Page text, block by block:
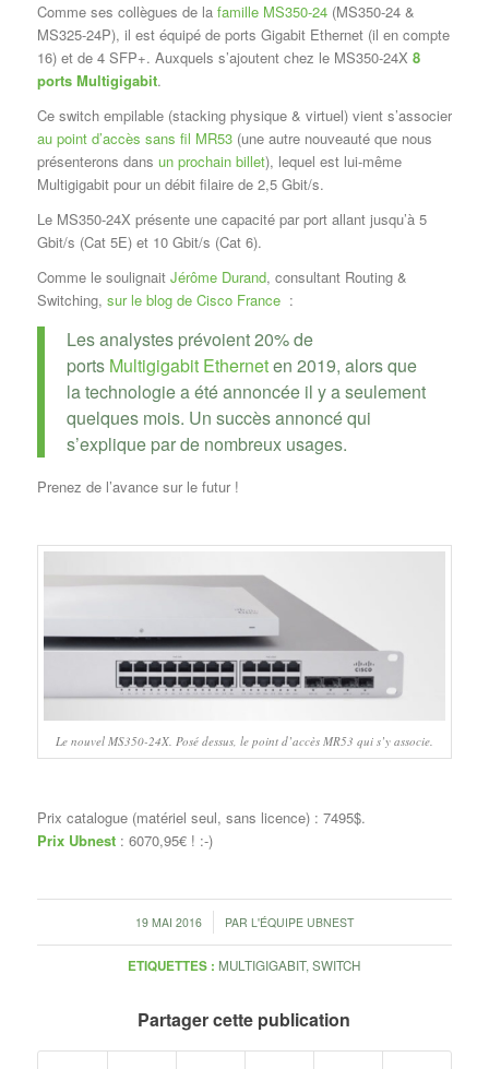
Comme ses collègues de la famille MS350-24(MS350-24 &
MS325-24P), il est équipé de ports Gigabit Ethernet (il en compte
16) et de 4 SFP+. Auxquels s’ajoutent chez le MS350-24X 8
ports Multigigabit.
Ce switch empilable (stacking physique & virtuel) vient s’associer
au point d’accès sans fil MR53(une autre nouveauté que nous
présenterons dans un prochain billet), lequel est lui-même
Multigigabit pour un débit filaire de 2,5 Gbit/s.
Le MS350-24X présente une capacité par port allant jusqu’à 5
Gbit/s (Cat 5E) et 10 Gbit/s (Cat 6).
Comme le soulignait Jérôme Durand, consultant Routing &
Switching, sur le blog de Cisco France:
Les analystes prévoient 20% de
ports Multigigabit Etherneten 2019, alors que
la technologie a été annoncée il y a seulement
quelques mois. Un succès annoncé qui
s’explique par de nombreux usages.
Prenez de l’avance sur le futur !
Le nouvel MS350-24X. Posé dessus, le point d’accès MR53 qui s’y associe.
Prix catalogue (matériel seul, sans licence) : 7495$.
Prix Ubnest: 6070,95€ ! :-)
19 MAI 2016
/ PAR L'ÉQUIPE UBNEST
ETIQUETTES : MULTIGIGABIT,SWITCH
Partager cette publication